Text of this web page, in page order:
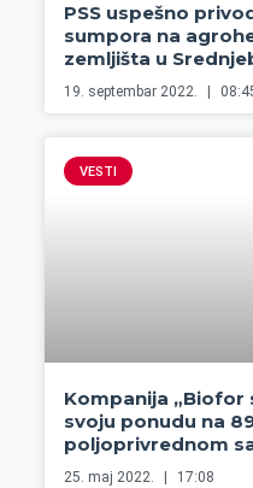
PSS uspešno
sumpora na
zemljišta u
19. septembar 2022.
VESTI
Kompanija „Biofor
svoju ponudu na
poljoprivrednom
25. maj 2022. 17:08